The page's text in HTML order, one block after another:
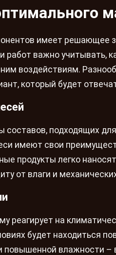
имеет решающее
работ важно учитывать,
воздействиям.
который будет
составов, подходящих
имеют свои
продукты легко
от влаги и
реагирует на
будет находиться
повышенной влажности –